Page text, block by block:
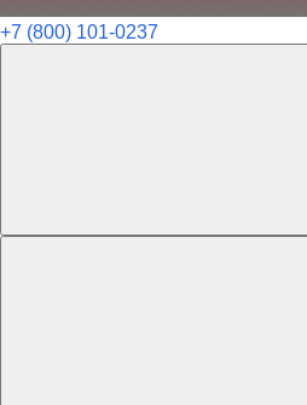
+7 (800) 101-0237